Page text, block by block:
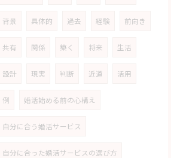
背景 具体的 過去 経験 前向き
共有 関係 築く 将来 生活
設計 現実 判断 近道 活用
例 婚活始める前の心構え
自分に合う婚活サービス
自分に合った婚活サービスの選び方